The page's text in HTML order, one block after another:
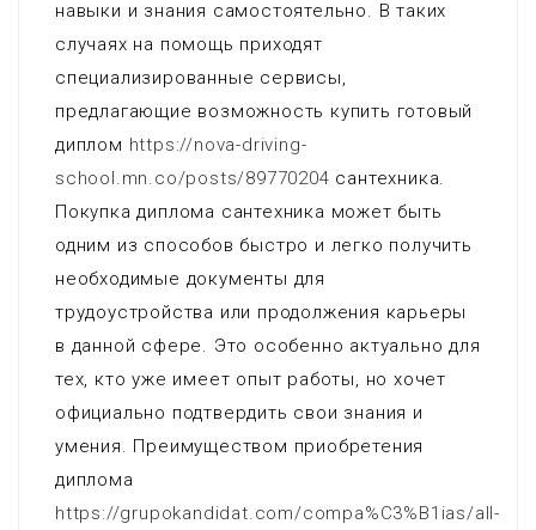
навыки и знания самостоятельно. В таких
случаях на помощь приходят
специализированные сервисы,
предлагающие возможность купить готовый
диплом https://nova-driving-
school.mn.co/posts/89770204 сантехника.
Покупка диплома сантехника может быть
одним из способов быстро и легко получить
необходимые документы для
трудоустройства или продолжения карьеры
в данной сфере. Это особенно актуально для
тех, кто уже имеет опыт работы, но хочет
официально подтвердить свои знания и
умения. Преимуществом приобретения
диплома
https://grupokandidat.com/compa%C3%B1ias/all-